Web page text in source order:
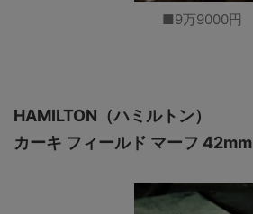
■9万9000円
HAMILTON（ハミルトン）
カーキ フィールド マーフ 42mm